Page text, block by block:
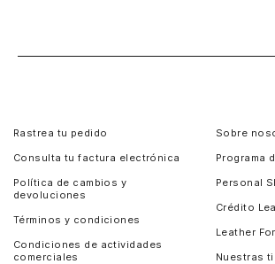
Rastrea tu pedido
Consulta tu factura electrónica
Política de cambios y
devoluciones
Términos y condiciones
Condiciones de actividades
comerciales
Sobre
Programa
Personal
Crédito
Leather
Nuestras